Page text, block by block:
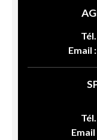
Email :
Email